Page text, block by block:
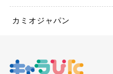
カミオジャパン